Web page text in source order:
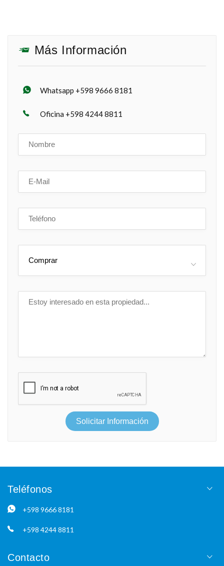
Más Información
Whatsapp +598 9666 8181
Oficina +598 4244 8811
Comprar
Solicitar Información
Teléfonos
+598 9666 8181
+598 4244 8811
Contacto